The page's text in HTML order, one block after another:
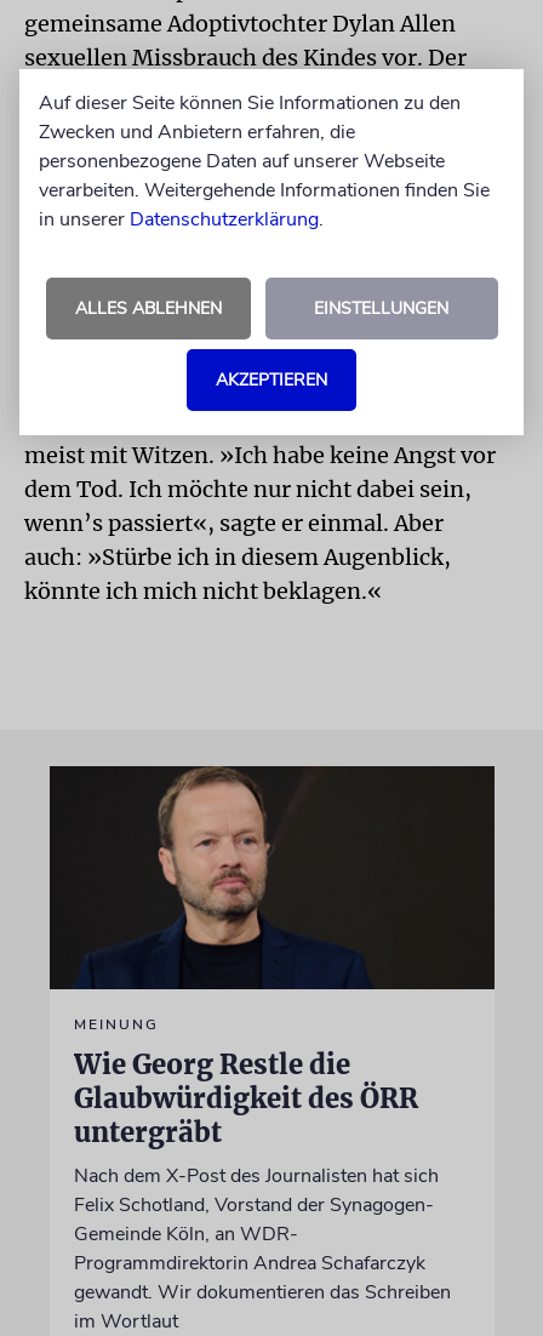
gemeinsame Adoptivtochter Dylan Allen
sexuellen Missbrauch des Kindes vor. Der
Regisseur hat die Missbrauchsvorwürfe
immer bestritten, ein Gericht gab ihm schon
vor Jahrzehnten weitgehend recht.
Adoptivtochter Dylan hat immer
dagegengehalten. Die Fronten sind bis heute
Dylan nicht aufwachsen sehen durfte, gehört
zu den traurigsten Dingen meines Lebens.«
So ernsthaft aber zeigt sich Allen selten.
meist mit Witzen. »Ich habe keine Angst vor
dem Tod. Ich möchte nur nicht dabei sein,
wenn’s passiert«, sagte er einmal. Aber
auch: »Stürbe ich in diesem Augenblick,
könnte ich mich nicht beklagen.«
MEINUNG
Wie Georg Restle die
Glaubwürdigkeit des ÖRR
untergräbt
Nach dem X-Post des Journalisten hat sich
Felix Schotland, Vorstand der Synagogen-
Gemeinde Köln, an WDR-
Programmdirektorin Andrea Schafarczyk
gewandt. Wir dokumentieren das Schreiben
im Wortlaut
Auf dieser Seite können Sie Informationen zu den
Zwecken und Anbietern erfahren, die
personenbezogene Daten auf unserer Webseite
verarbeiten. Weitergehende Informationen finden Sie
in unserer Datenschutzerklärung.
ALLES ABLEHNEN EINSTELLUNGEN
AKZEPTIEREN